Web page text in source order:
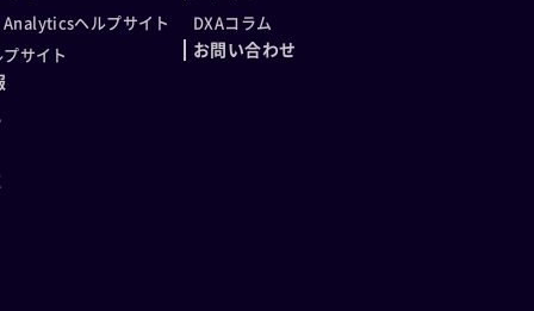
ヘルプサイト
サイト
DXAコラム
お問い合わせ